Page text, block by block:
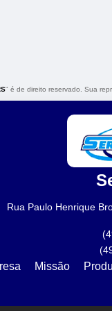
" é de direito reservado. Sua
Rua Paulo Henrique
Missão